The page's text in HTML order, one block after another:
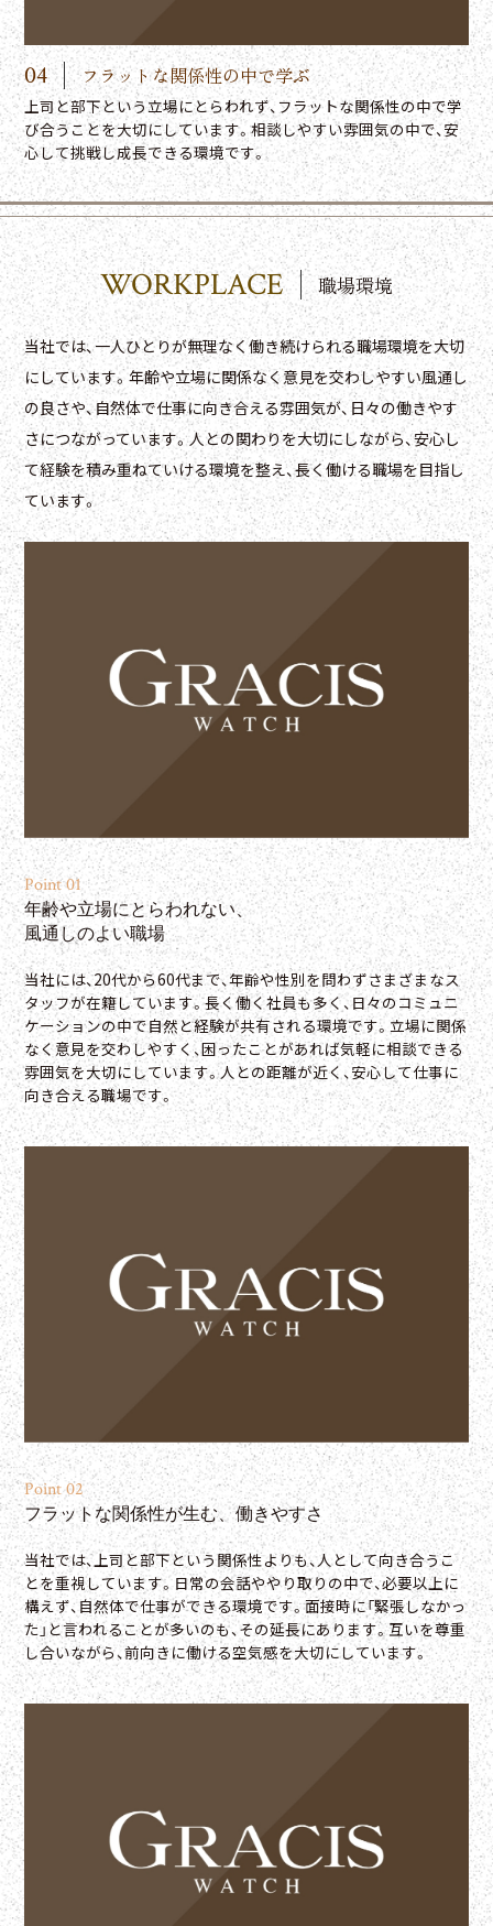
04 フラットな関係性の中で学ぶ
上司と部下という立場にとらわれず、フラットな関係性の中で学
び合うことを大切にしています。相談しやすい雰囲気の中で、安
心して挑戦し成長できる環境です。
WORKPLACE 職場環境
当社では、一人ひとりが無理なく働き続けられる職場環境を大切
にしています。年齢や立場に関係なく意見を交わしやすい風通し
の良さや、自然体で仕事に向き合える雰囲気が、日々の働きやす
さにつながっています。人との関わりを大切にしながら、安心し
て経験を積み重ねていける環境を整え、長く働ける職場を目指し
ています。
Point 01
年齢や立場にとらわれない、
風通しのよい職場
当社には、20代から60代まで、年齢や性別を問わずさまざまなス
タッフが在籍しています。長く働く社員も多く、日々のコミュニ
ケーションの中で自然と経験が共有される環境です。立場に関係
なく意見を交わしやすく、困ったことがあれば気軽に相談できる
雰囲気を大切にしています。人との距離が近く、安心して仕事に
向き合える職場です。
Point 02
フラットな関係性が生む、働きやすさ
当社では、上司と部下という関係性よりも、人として向き合うこ
とを重視しています。日常の会話ややり取りの中で、必要以上に
構えず、自然体で仕事ができる環境です。面接時に「緊張しなかっ
た」と言われることが多いのも、その延長にあります。互いを尊重
し合いながら、前向きに働ける空気感を大切にしています。